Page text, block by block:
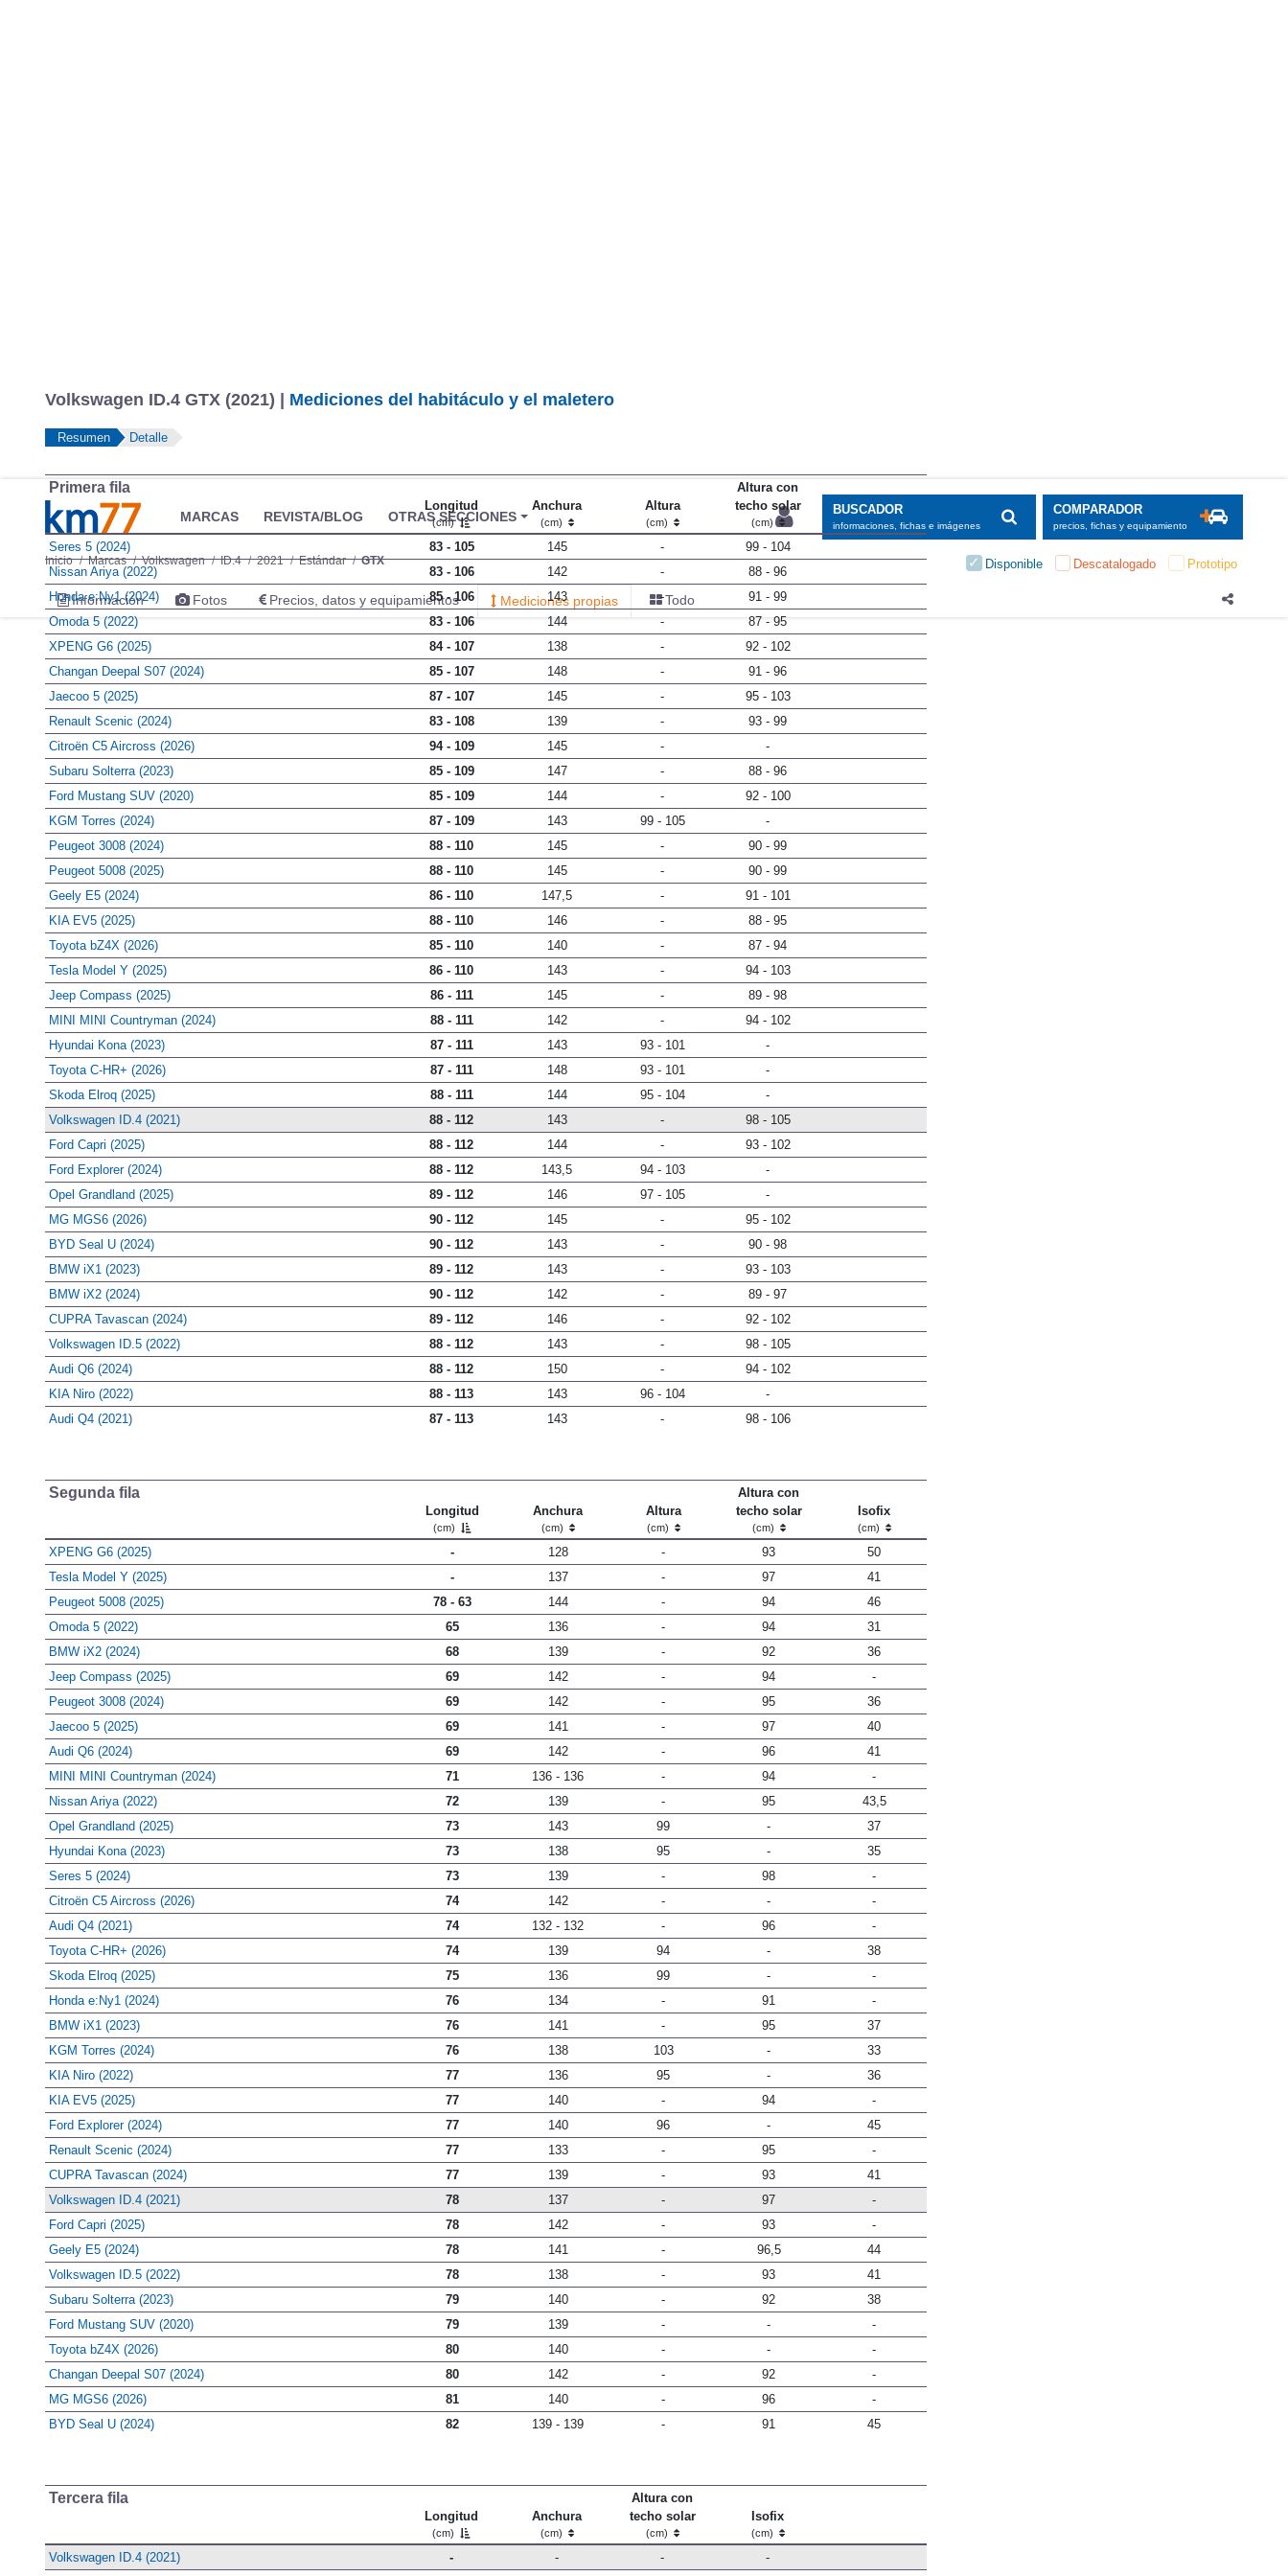
MARCAS REVISTA/BLOG OTRAS SECCIONES BUSCADOR
informaciones, fichas e imágenes
COMPARADOR
precios, fichas y equipamiento
Inicio Marcas Volkswagen ID.4 2021 Estándar GTX Disponible Descatalogado Prototipo
Información Fotos Precios, datos y equipamientos Mediciones propias Todo
Volkswagen ID.4 GTX (2021) | Mediciones del habitáculo y el maletero
Resumen Detalle
Primera fila
Longitud
(cm)
Anchura
(cm)
Altura
(cm)
Altura con
techo solar
(cm)
Seres 5 (2024) 83 - 105 145 -
99 - 104
Nissan Ariya (2022)
83 - 106 142 -
88 - 96
Honda e:Ny1 (2024)
85 - 106 143 -
91 - 99
Omoda 5 (2022)
83 - 106 144 -
87 - 95
XPENG G6 (2025)
84 - 107 138 -
92 - 102
Changan Deepal S07 (2024)
85 - 107 148 -
91 - 96
Jaecoo 5 (2025)
87 - 107 145 -
95 - 103
Renault Scenic (2024)
83 - 108 139 -
93 - 99
Citroën C5 Aircross (2026)
94 - 109 145 -
-
Subaru Solterra (2023)
85 - 109 147 -
88 - 96
Ford Mustang SUV (2020)
85 - 109 144 -
92 - 100
KGM Torres (2024)
87 - 109 143 99 - 105
-
Peugeot 3008 (2024)
88 - 110 145 -
90 - 99
Peugeot 5008 (2025)
88 - 110 145 -
90 - 99
Geely E5 (2024)
86 - 110 147,5 -
91 - 101
KIA EV5 (2025)
88 - 110 146 -
88 - 95
Toyota bZ4X (2026)
85 - 110 140 -
87 - 94
Tesla Model Y (2025)
86 - 110 143 -
94 - 103
Jeep Compass (2025)
86 - 111 145 -
89 - 98
MINI MINI Countryman (2024)
88 - 111 142 -
94 - 102
Hyundai Kona (2023)
87 - 111 143 93 - 101
-
Toyota C-HR+ (2026)
87 - 111 148 93 - 101
-
Skoda Elroq (2025)
88 - 111 144 95 - 104
-
Volkswagen ID.4 (2021)
88 - 112 143 -
98 - 105
Ford Capri (2025)
88 - 112 144 -
93 - 102
Ford Explorer (2024)
88 - 112 143,5 94 - 103
-
Opel Grandland (2025)
89 - 112 146 97 - 105
-
MG MGS6 (2026)
90 - 112 145 -
95 - 102
BYD Seal U (2024)
90 - 112 143 -
90 - 98
BMW iX1 (2023)
89 - 112 143 -
93 - 103
BMW iX2 (2024)
90 - 112 142 -
89 - 97
CUPRA Tavascan (2024)
89 - 112 146 -
92 - 102
Volkswagen ID.5 (2022)
88 - 112 143 -
98 - 105
Audi Q6 (2024)
88 - 112 150 -
94 - 102
KIA Niro (2022)
88 - 113 143 96 - 104
-
Audi Q4 (2021)
87 - 113 143 - 98 - 106
Segunda fila
Longitud
(cm)
Anchura
(cm)
Altura
(cm)
Altura con
techo solar
(cm)
Isofix
(cm)
XPENG G6 (2025) - 128 - 93
50
Tesla Model Y (2025)
- 137 - 97
41
Peugeot 5008 (2025)
78 - 63 144 - 94
46
Omoda 5 (2022)
65 136 - 94
31
BMW iX2 (2024)
68 139 - 92
36
Jeep Compass (2025)
69 142 - 94
-
Peugeot 3008 (2024)
69 142 - 95
36
Jaecoo 5 (2025)
69 141 - 97
40
Audi Q6 (2024)
69 142 - 96
41
MINI MINI Countryman (2024)
71 136 - 136 - 94
-
Nissan Ariya (2022)
72 139 - 95
43,5
Opel Grandland (2025)
73 143 99 -
37
Hyundai Kona (2023)
73 138 95 -
35
Seres 5 (2024)
73 139 - 98
-
Citroën C5 Aircross (2026)
74 142 - -
-
Audi Q4 (2021)
74 132 - 132 - 96
-
Toyota C-HR+ (2026)
74 139 94 -
38
Skoda Elroq (2025)
75 136 99 -
-
Honda e:Ny1 (2024)
76 134 - 91
-
BMW iX1 (2023)
76 141 - 95
37
KGM Torres (2024)
76 138 103 -
33
KIA Niro (2022)
77 136 95 -
36
KIA EV5 (2025)
77 140 - 94
-
Ford Explorer (2024)
77 140 96 -
45
Renault Scenic (2024)
77 133 - 95
-
CUPRA Tavascan (2024)
77 139 - 93
41
Volkswagen ID.4 (2021)
78 137 - 97
-
Ford Capri (2025)
78 142 - 93
-
Geely E5 (2024)
78 141 - 96,5
44
Volkswagen ID.5 (2022)
78 138 - 93
41
Subaru Solterra (2023)
79 140 - 92
38
Ford Mustang SUV (2020)
79 139 - -
-
Toyota bZ4X (2026)
80 140 - -
-
Changan Deepal S07 (2024)
80 142 - 92
-
MG MGS6 (2026)
81 140 - 96
-
BYD Seal U (2024)
82 139 - 139 - 91 45
Tercera fila
Longitud
(cm)
Anchura
(cm)
Altura con
techo solar
(cm)
Isofix
(cm)
Volkswagen ID.4 (2021) - - -
-